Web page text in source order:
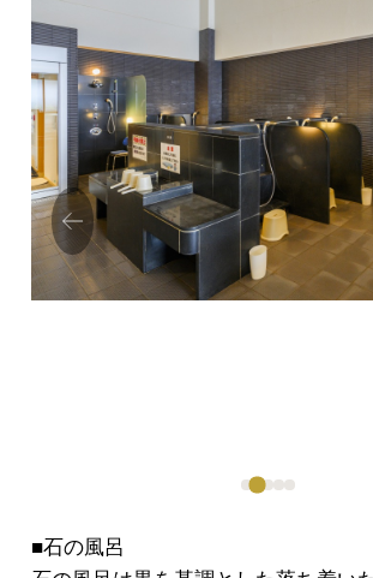
Prev
ious
■石の風呂